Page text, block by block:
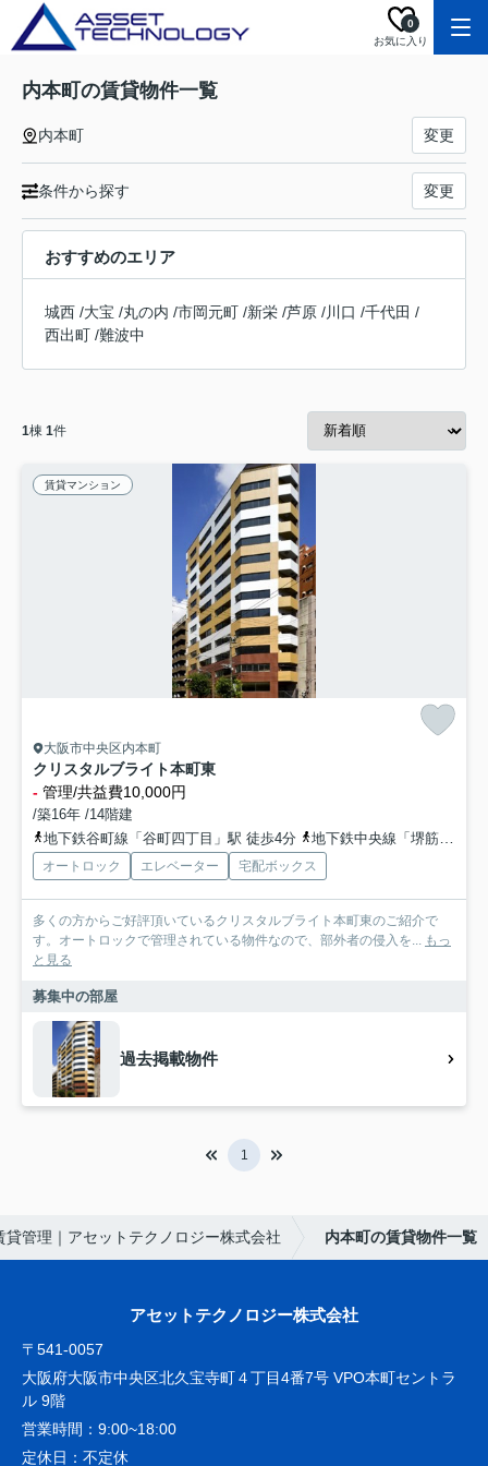
お気に入り
0
内本町の賃貸物件一覧
内本町 変更
条件から探す 変更
おすすめのエリア
城西 /大宝 /丸の内 /市岡元町 /新栄 /芦原 /川口 /千代田 /
西出町 /難波中
1棟 1件
賃貸マンション
大阪市中央区内本町
クリスタルブライト本町東
- 管理/共益費10,000円
/築16年 /14階建
地下鉄谷町線「谷町四丁目」駅 徒歩4分
地下鉄中央線「堺筋本町」駅 徒歩11分
オートロック エレベーター 宅配ボックス
多くの方からご好評頂いているクリスタルブライト本町東のご紹介で
す。オートロックで管理されている物件なので、部外者の侵入を... もっ
と見る
募集中の部屋
過去掲載物件
1
貸管理｜アセットテクノロジー株式会社 内本町の賃貸物件一覧
アセットテクノロジー株式会社
〒541-0057
大阪府大阪市中央区北久宝寺町４丁目4番7号 VPO本町セントラ
ル 9階
営業時間： 9:00~18:00
定休日： 不定休